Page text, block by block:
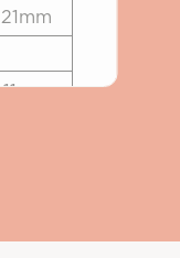
21mm
11mm